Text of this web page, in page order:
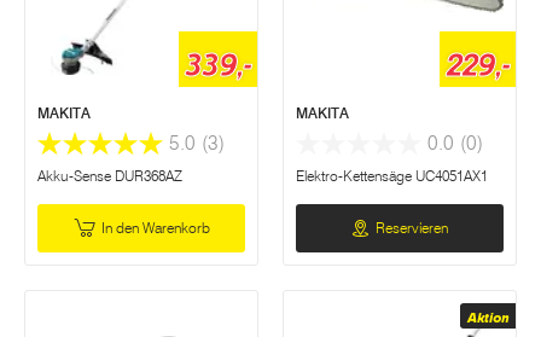
339,-
MAKITA
5.0 (3)
Akku-Sense DUR368AZ
In den Warenkorb
229,-
MAKITA
0.0 (0)
Elektro-Kettensäge UC4051AX1
Reservieren
Aktion